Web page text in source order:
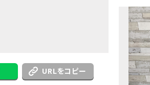
URLをコピー
注
目
ニ
ー